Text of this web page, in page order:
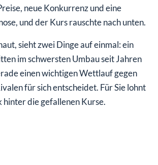
neue Konkurrenz und eine
und der Kurs rauschte nach unten.
sieht zwei Dinge auf einmal: ein
im schwersten Umbau seit Jahren
einen wichtigen Wettlauf gegen
für sich entscheidet. Für Sie lohnt
hinter die gefallenen Kurse.